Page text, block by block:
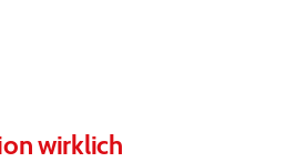
wirklich